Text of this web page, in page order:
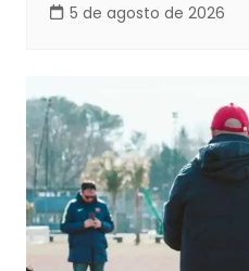
5 de agosto de 2026